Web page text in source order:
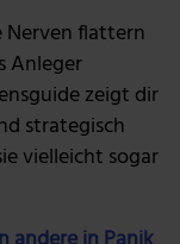
Nerven flattern
Anleger
zeigt dir
strategisch
vielleicht sogar